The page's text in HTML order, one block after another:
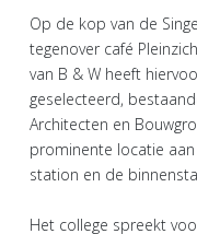
Op de kop van de
tegenover café
van B & W heeft
geselecteerd,
Architecten en
prominente locatie
station en de
Het college spreekt